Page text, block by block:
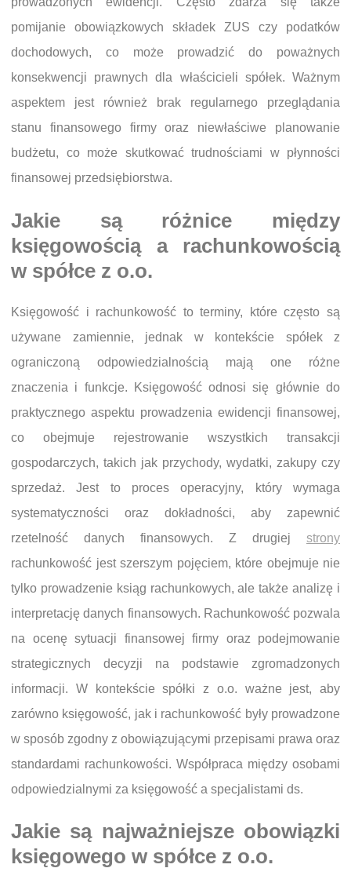
pomijanie obowiązkowych składek ZUS czy podatków
dochodowych, co może prowadzić do poważnych
konsekwencji prawnych dla właścicieli spółek. Ważnym
aspektem jest również brak regularnego przeglądania
stanu finansowego firmy oraz niewłaściwe planowanie
budżetu, co może skutkować trudnościami w płynności
finansowej przedsiębiorstwa.
Jakie są różnice między
księgowością a rachunkowością
w spółce z o.o.
Księgowość i rachunkowość to terminy, które często są
używane zamiennie, jednak w kontekście spółek z
ograniczoną odpowiedzialnością mają one różne
znaczenia i funkcje. Księgowość odnosi się głównie do
praktycznego aspektu prowadzenia ewidencji finansowej,
co obejmuje rejestrowanie wszystkich transakcji
gospodarczych, takich jak przychody, wydatki, zakupy czy
sprzedaż. Jest to proces operacyjny, który wymaga
systematyczności oraz dokładności, aby zapewnić
rzetelność danych finansowych. Z drugiej strony
rachunkowość jest szerszym pojęciem, które obejmuje nie
tylko prowadzenie ksiąg rachunkowych, ale także analizę i
interpretację danych finansowych. Rachunkowość pozwala
na ocenę sytuacji finansowej firmy oraz podejmowanie
strategicznych decyzji na podstawie zgromadzonych
informacji. W kontekście spółki z o.o. ważne jest, aby
zarówno księgowość, jak i rachunkowość były prowadzone
w sposób zgodny z obowiązującymi przepisami prawa oraz
standardami rachunkowości. Współpraca między osobami
odpowiedzialnymi za księgowość a specjalistami ds.
Jakie są najważniejsze obowiązki
księgowego w spółce z o.o.